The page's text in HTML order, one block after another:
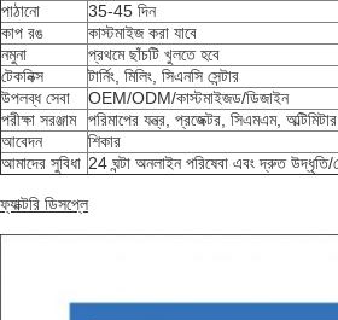
পাঠানো
35-45 দিন
কাপ রঙ
কাস্টমাইজ করা যাবে
নমুনা
প্রথমে ছাঁচটি খুলতে হবে
টেকনিক্স
টার্নিং, মিলিং, সিএনসি সেন্টার
উপলব্ধ সেবা
OEM/ODM/কাস্টমাইজড/ডিজাইন
পরীক্ষা সরঞ্জাম
পরিমাপের যন্ত্র, প্রজেক্টর, সিএমএম,
আবেদন
শিকার
আমাদের সুবিধা 24 ঘন্টা অনলাইন পরিষেবা এবং দ্রুত উদ্ধৃতি/
ফ্যাক্টরি ডিসপ্লে